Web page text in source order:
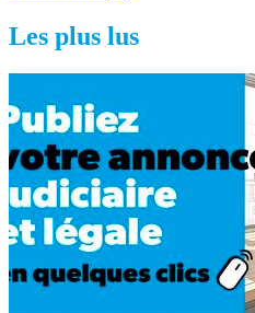
Les plus lus